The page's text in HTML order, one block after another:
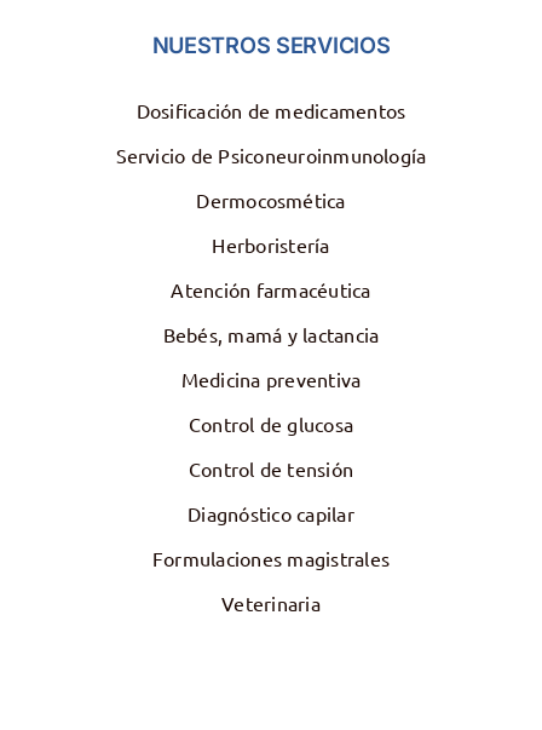
NUESTROS SERVICIOS
Dosificación de medicamentos
Servicio de Psiconeuroinmunología
Dermocosmética
Herboristería
Atención farmacéutica
Bebés, mamá y lactancia
Medicina preventiva
Control de glucosa
Control de tensión
Diagnóstico capilar
Formulaciones magistrales
Veterinaria